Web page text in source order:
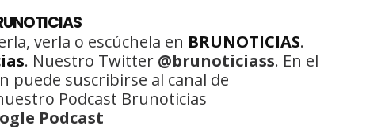
verla o escúchela en BRUNOTICIAS.
. Nuestro Twitter @brunoticiass. En el
puede suscribirse al canal de
Podcast Brunoticias
Podcast